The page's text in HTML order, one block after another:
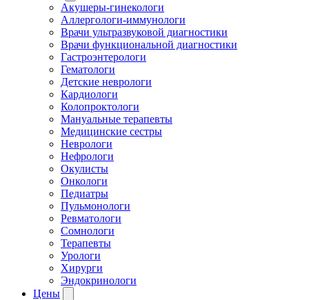
Акушеры-гинекологи
Аллергологи-иммунологи
Врачи ультразвуковой диагностики
Врачи функциональной диагностики
Гастроэнтерологи
Гематологи
Детские неврологи
Кардиологи
Колопроктологи
Мануальные терапевты
Медицинские сестры
Неврологи
Нефрологи
Окулисты
Онкологи
Педиатры
Пульмонологи
Ревматологи
Сомнологи
Терапевты
Урологи
Хирурги
Эндокринологи
Цены